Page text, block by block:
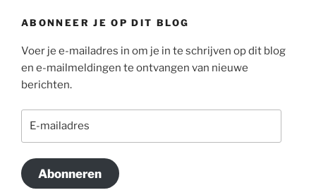
ABONNEER JE OP DIT BLOG
Voer je e-mailadres in om je in te schrijven op dit blog
en e-mailmeldingen te ontvangen van nieuwe
berichten.
Abonneren